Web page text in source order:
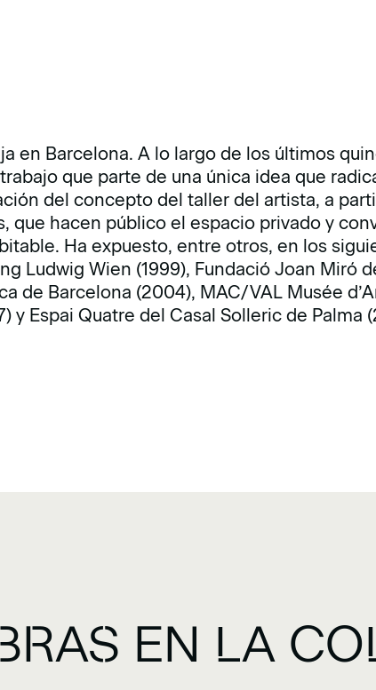
en Barcelona. A lo largo de los últimos
que parte de una única idea que
del concepto del taller del artista, a
que hacen público el espacio privado y
Ha expuesto, entre otros, en los
Ludwig Wien (1999), Fundació Joan Miró
de Barcelona (2004), MAC/VAL Musée
y Espai Quatre del Casal Solleric de Palma
EN LA